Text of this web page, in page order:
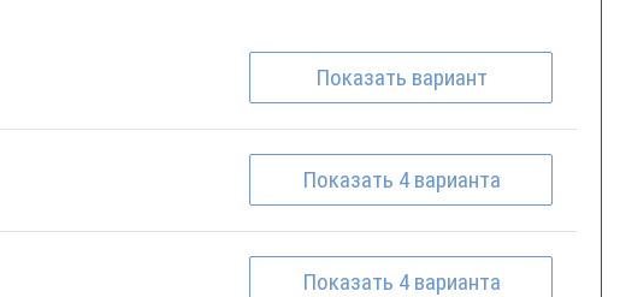
Показать вариант
Показать 4 варианта
Показать 4 варианта